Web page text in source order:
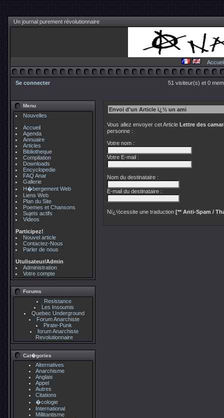
Un journal purement révolutionnaire
Accueil
Se connecter 51 visiteur(s) et 0
Menu
Nouvelles
Accueil
Agenda
Annuaire
Articles
Bibliotheque
Compilation
Downloads
Encyclopedie
FAQ Anar
Gallerie
H�bergement Web
Liens Web
Plan du Site
Poemes et Chansons
Sujets actifs
Videos
Participez!
Nouvel article
Contactez-Nous
Parler de nous
Utulisateur/Admin
Administration
Votre compte
Forums
Resistance
Les Insoumis
Quebec Underground
Forum Anarchiste
Pirate-Punk
forum Anarchiste
Revolutionnaire
Cat�gories
Alternatives
Anarchisme
Anglais
Appel
Autres
Citations
�cologie
International
Millitantisme
Envoi d'un Article ï¿½ un ami
Vous allez envoyer cet Article Lettre des
personne :
Votre nom :
Votre E-mail :
Nom du destinataire :
E-mail du destinataire :
Nï¿½cessite une traduction [** Anti-Spam /